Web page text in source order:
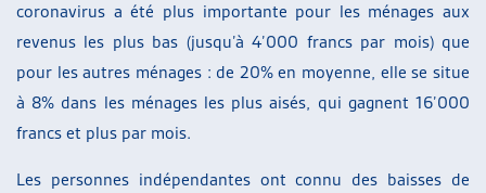
coronavirus a été plus importante pour les ménages aux
revenus les plus bas (jusqu’à 4’000 francs par mois) que
pour les autres ménages : de 20% en moyenne, elle se situe
à 8% dans les ménages les plus aisés, qui gagnent 16’000
francs et plus par mois.
Les personnes indépendantes ont connu des baisses de